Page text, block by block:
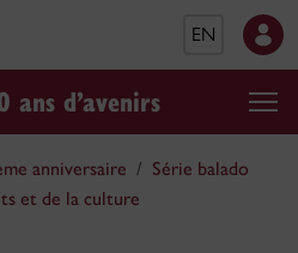
EN
ans d’avenirs
anniversaire
Série balado
et de la culture